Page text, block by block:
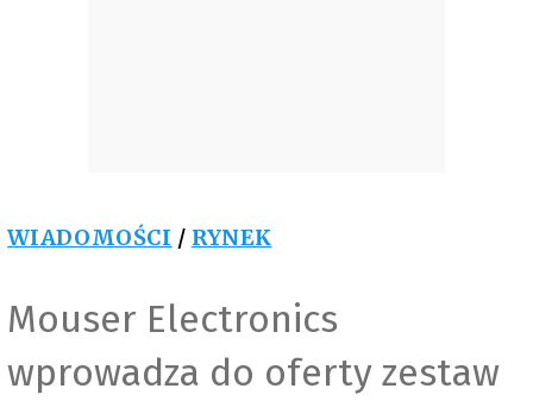
WIADOMOŚCI / RYNEK
Mouser Electronics
wprowadza do oferty zestaw